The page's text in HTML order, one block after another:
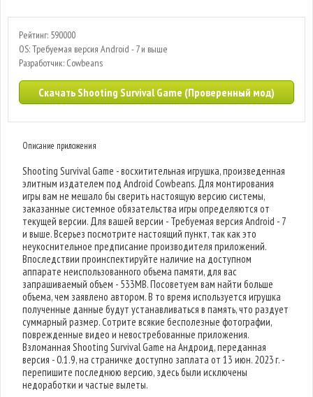
Рейтинг: 590000
OS: Требуемая версия Android - 7 и выше
Разработчик: Cowbeans
Скачать Shooting Survival Game (Проверенный мод)
Описание приложения
Shooting Survival Game - восхитительная игрушка, произведенная
элитным издателем под Android Cowbeans. Для монтирования
игры вам не мешало бы сверить настоящую версию системы,
заказанные системное обязательства игры определяются от
текущей версии. Для вашей версии - Требуемая версия Android - 7
и выше. Всерьез посмотрите настоящий пункт, так как это
неукоснительное предписание производителя приложений.
Впоследствии проинспектируйте наличие на доступном
аппарате неиспользованного объема памяти, для вас
запрашиваемый объем - 533MB. Посоветуем вам найти больше
объема, чем заявлено автором. В то время используется игрушка
полученные данные будут устанавливаться в память, что раздует
суммарный размер. Сотрите всякие бесполезные фотографии,
поврежденные видео и невостребованные приложения.
Взломанная Shooting Survival Game на Андроид, переданная
версия - 0.1.9, на страничке доступно заплата от 13 июн. 2023 г. -
перепишите последнюю версию, здесь были исключены
недоработки и частые вылеты.